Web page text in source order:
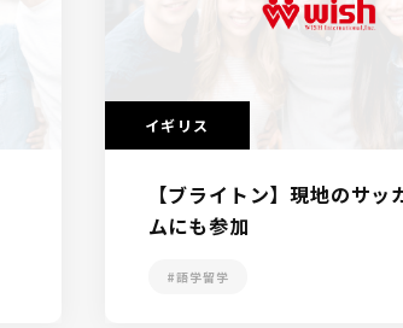
イギリス
【ブライトン】現地のサッ
ムにも参加
#語学留学